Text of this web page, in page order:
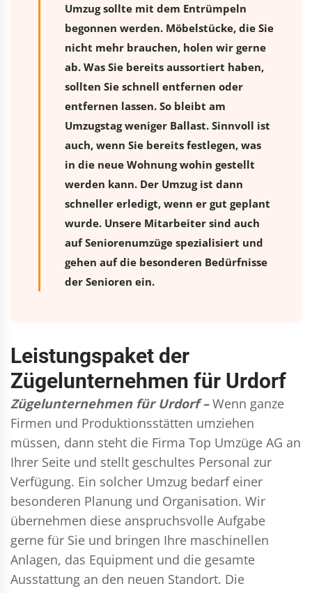
Umzug sollte mit dem Entrümpeln
begonnen werden. Möbelstücke, die Sie
nicht mehr brauchen, holen wir gerne
ab. Was Sie bereits aussortiert haben,
sollten Sie schnell entfernen oder
entfernen lassen. So bleibt am
Umzugstag weniger Ballast. Sinnvoll ist
auch, wenn Sie bereits festlegen, was
in die neue Wohnung wohin gestellt
werden kann. Der Umzug ist dann
schneller erledigt, wenn er gut geplant
wurde. Unsere Mitarbeiter sind auch
auf Seniorenumzüge spezialisiert und
gehen auf die besonderen Bedürfnisse
der Senioren ein.
Leistungspaket der
Zügelunternehmen für Urdorf
Zügelunternehmen für Urdorf – Wenn ganze
Firmen und Produktionsstätten umziehen
müssen, dann steht die Firma Top Umzüge AG an
Ihrer Seite und stellt geschultes Personal zur
Verfügung. Ein solcher Umzug bedarf einer
besonderen Planung und Organisation. Wir
übernehmen diese anspruchsvolle Aufgabe
gerne für Sie und bringen Ihre maschinellen
Anlagen, das Equipment und die gesamte
Ausstattung an den neuen Standort. Die